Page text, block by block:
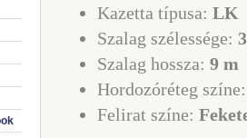
Kazetta típusa: LK
Szalag szélessége:
Szalag hossza: 9 m
Hordozóréteg
Felirat színe: